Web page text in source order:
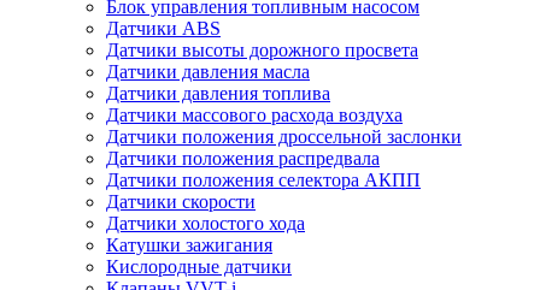
Блок управления топливным насосом
Датчики ABS
Датчики высоты дорожного просвета
Датчики давления масла
Датчики давления топлива
Датчики массового расхода воздуха
Датчики положения дроссельной заслонки
Датчики положения распредвала
Датчики положения селектора АКПП
Датчики скорости
Датчики холостого хода
Катушки зажигания
Кислородные датчики